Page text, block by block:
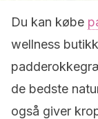
Du kan købe
wellness
de bedste
også giver